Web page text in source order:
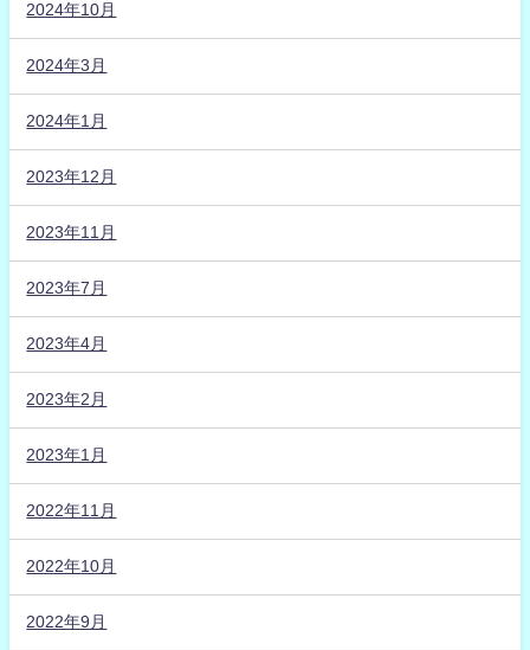
2024年10月
2024年3月
2024年1月
2023年12月
2023年11月
2023年7月
2023年4月
2023年2月
2023年1月
2022年11月
2022年10月
2022年9月